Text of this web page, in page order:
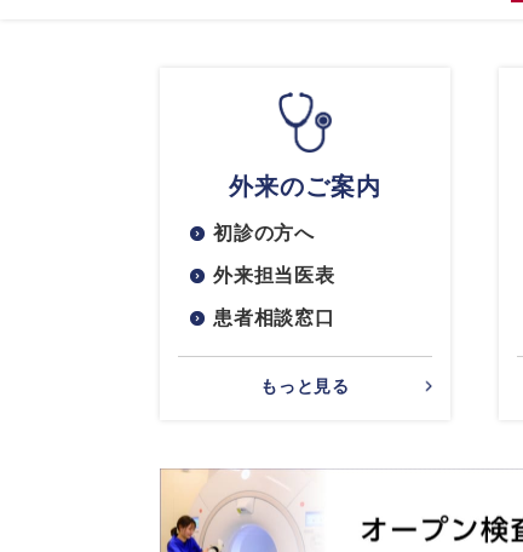
外来のご案内
初診の方へ
外来担当医表
患者相談窓口
もっと見る